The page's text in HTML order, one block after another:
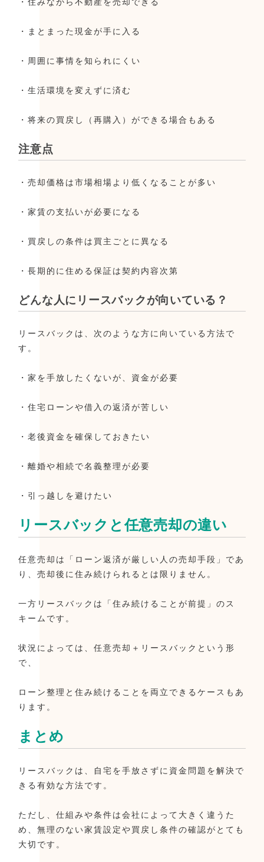
・住みながら不動産を売却できる
・まとまった現金が手に入る
・周囲に事情を知られにくい
・生活環境を変えずに済む
・将来の買戻し（再購入）ができる場合もある
注意点
・売却価格は市場相場より低くなることが多い
・家賃の支払いが必要になる
・買戻しの条件は買主ごとに異なる
・長期的に住める保証は契約内容次第
どんな人にリースバックが向いている？
リースバックは、次のような方に向いている方法で
す。
・家を手放したくないが、資金が必要
・住宅ローンや借入の返済が苦しい
・老後資金を確保しておきたい
・離婚や相続で名義整理が必要
・引っ越しを避けたい
リースバックと任意売却の違い
任意売却は「ローン返済が厳しい人の売却手段」であ
り、売却後に住み続けられるとは限りません。
一方リースバックは「住み続けることが前提」のス
キームです。
状況によっては、任意売却＋リースバックという形
で、
ローン整理と住み続けることを両立できるケースもあ
ります。
まとめ
リースバックは、自宅を手放さずに資金問題を解決で
きる有効な方法です。
ただし、仕組みや条件は会社によって大きく違うた
め、無理のない家賃設定や買戻し条件の確認がとても
大切です。